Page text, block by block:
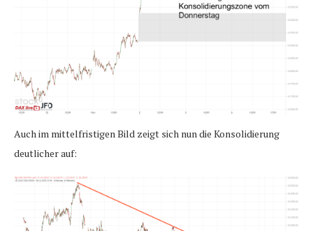
Auch im mittelfristigen Bild zeigt sich nun die Konsolidierung
deutlicher auf: